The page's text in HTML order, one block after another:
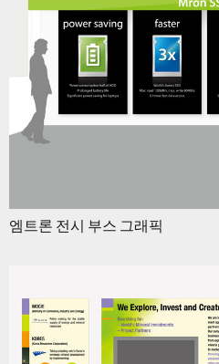
엠트론 전시 부스 그래픽